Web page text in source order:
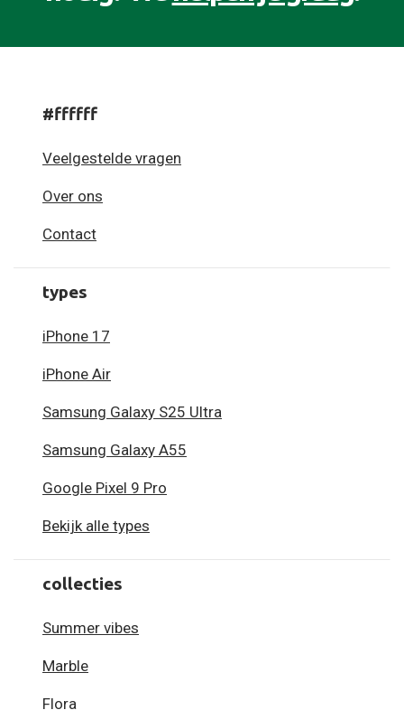
#ffffff
Veelgestelde vragen
Over ons
Contact
types
iPhone 17
iPhone Air
Samsung Galaxy S25 Ultra
Samsung Galaxy A55
Google Pixel 9 Pro
Bekijk alle types
collecties
Summer vibes
Marble
Flora